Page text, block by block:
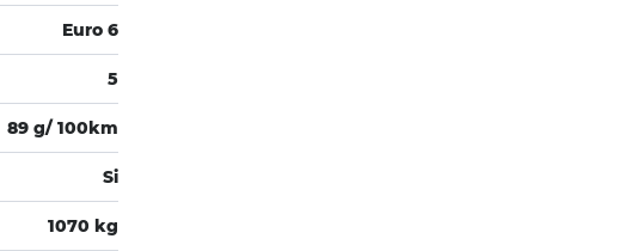
Euro 6
5
89 g/ 100km
Si
1070 kg